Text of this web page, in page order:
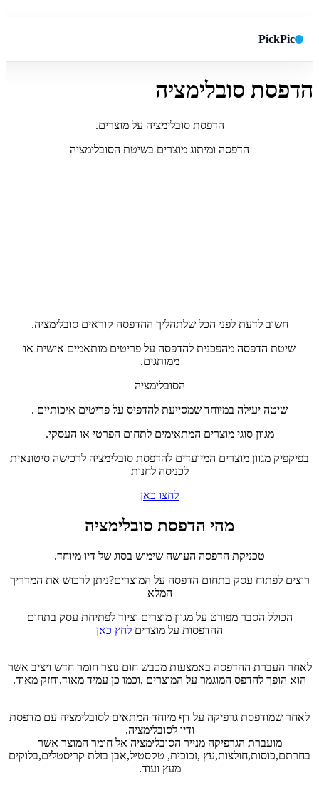
PickPic
חיפוש באתר
חפש
הדפסת סובלימציה
הדפסת סובלימציה על מוצרים.
הדפסה ומיתוג מוצרים בשיטת הסובלימציה
חשוב לדעת לפני הכל שלתהליך ההדפסה קוראים סובלימציה.
שיטת הדפסה מהפכנית להדפסה על פריטים מותאמים אישית או
ממותגים.
הסובלימציה
שיטה יעילה במיוחד שמסייעת להדפיס על פריטים איכותיים .
מגוון סוגי מוצרים המתאימים לתחום הפרטי או העסקי.
בפיקפיק מגוון מוצרים המיועדים להדפסת סובלימציה לרכישה סיטונאית
לכניסה לחנות
לחצו כאן
מהי הדפסת סובלימציה
טכניקת הדפסה העושה שימוש בסוג של דיו מיוחד.
רוצים לפתוח עסק בתחום הדפסה על המוצרים?ניתן לרכוש את המדריך
המלא
הכולל הסבר מפורט על מגוון מוצרים וציוד לפתיחת עסק בתחום
ההדפסות על מוצרים לחץ כאן
לאחר העברת ההדפסה באמצעות מכבש חום נוצר חומר חדש ויציב אשר
הוא הופך להדפס המוגמר על המוצרים ,וכמו כן עמיד מאוד,וחזק מאוד.
לאחר שמודפסת גרפיקה על דף מיוחד המתאים לסובלימציה עם מדפסת
ודיו לסובלימציה,
מועברת הגרפיקה מנייר הסובלימציה אל חומר המוצר אשר
בחרתם,כוסות,חולצות,עץ ,זכוכית, טקסטיל,אבן בזלת קריסטלים,בלוקים
מעץ ועוד.